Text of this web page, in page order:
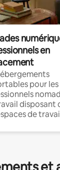
en
pour les
disposant
de